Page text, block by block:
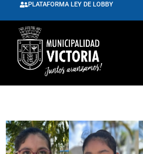
PLATAFORMA LEY DE LOBBY